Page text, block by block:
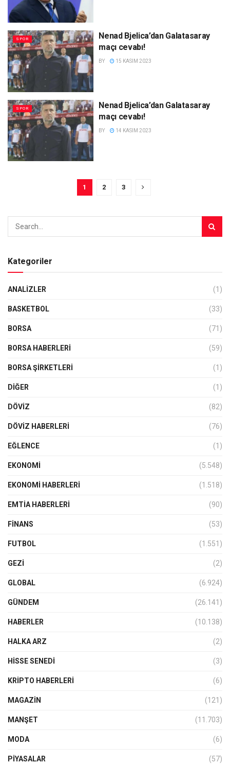
SPOR
Nenad Bjelica’dan Galatasaray
maçı cevabı!
BY 15 KASIM 2023
SPOR
Nenad Bjelica’dan Galatasaray
maçı cevabı!
BY 14 KASIM 2023
1 2 3
Kategoriler
ANALIZLER (1)
BASKETBOL (33)
BORSA (71)
BORSA HABERLERI (59)
BORSA ŞIRKETLERI (1)
DIĞER (1)
DÖVİZ (82)
DÖVIZ HABERLERI (76)
EĞLENCE (1)
EKONOMİ (5.548)
EKONOMI HABERLERI (1.518)
EMTIA HABERLERI (90)
FINANS (53)
FUTBOL (1.551)
GEZI (2)
GLOBAL (6.924)
GÜNDEM (26.141)
HABERLER (10.138)
HALKA ARZ (2)
HISSE SENEDI (3)
KRIPTO HABERLERI (6)
MAGAZİN (121)
MANŞET (11.703)
MODA (6)
PIYASALAR (57)